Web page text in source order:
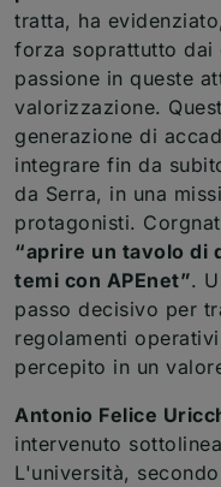
tratta, ha
forza soprattutto dai
passione in queste
valorizzazione.
generazione di
integrare fin da
da Serra, in una
protagonisti.
“aprire un tavolo di
temi con APEnet”.
passo decisivo per
regolamenti
percepito in un
Antonio Felice
intervenuto
L'università,